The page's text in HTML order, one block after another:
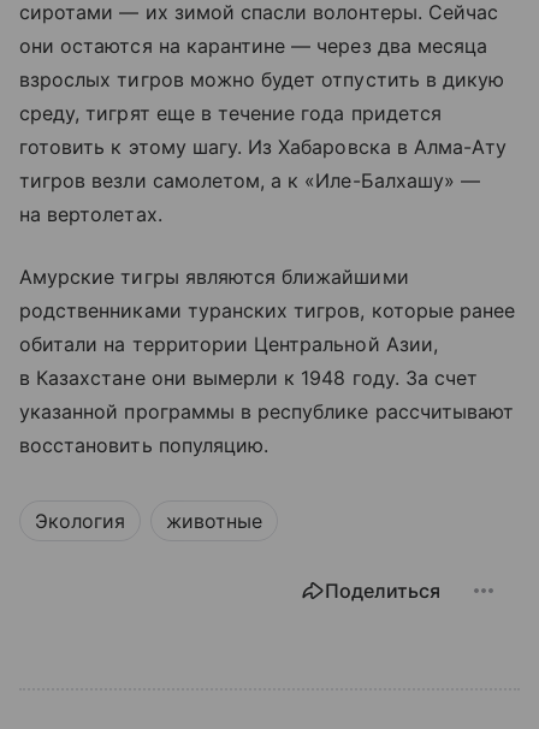
сиротами — их зимой спасли волонтеры. Сейчас
они остаются на карантине — через два месяца
взрослых тигров можно будет отпустить в дикую
среду, тигрят еще в течение года придется
готовить к этому шагу. Из Хабаровска в Алма-Ату
тигров везли самолетом, а к «Иле-Балхашу» —
на вертолетах.
Амурские тигры являются ближайшими
родственниками туранских тигров, которые ранее
обитали на территории Центральной Азии,
в Казахстане они вымерли к 1948 году. За счет
указанной программы в республике рассчитывают
восстановить популяцию.
Экология животные
Поделиться